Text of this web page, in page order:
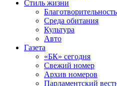
Стиль жизни
Благотворительность
Среда обитания
Культура
Авто
Газета
«БК» сегодня
Свежий номер
Архив номеров
Парламентский